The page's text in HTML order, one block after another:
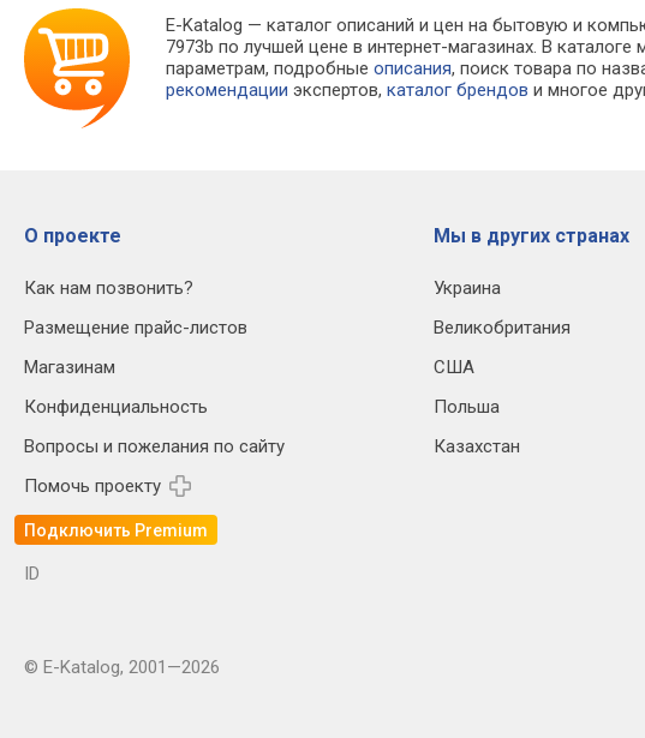
E-Katalog — каталог описаний и цен на бытовую и
7973b по лучшей цене в интернет-магазинах. В
параметрам, подробныеописания, поиск товара по
рекомендации экспертов,каталог брендов и многое
О проекте
Как нам позвонить?
Размещение прайс-листов
Магазинам
Конфиденциальность
Вопросы и пожелания по сайту
Помочь проекту
Подключить Premium
Мы в других странах
Украина
Великобритания
США
Польша
Казахстан
ID
© E-Katalog, 2001—2026